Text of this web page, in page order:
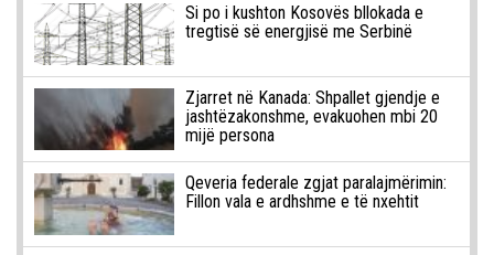
Si po i kushton Kosovës bllokada e
tregtisë së energjisë me Serbinë
Zjarret në Kanada: Shpallet gjendje e
jashtëzakonshme, evakuohen mbi 20
mijë persona
Qeveria federale zgjat paralajmërimin:
Fillon vala e ardhshme e të nxehtit